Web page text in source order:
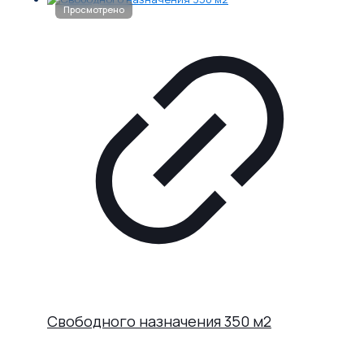
Свободного назначения 350 м2